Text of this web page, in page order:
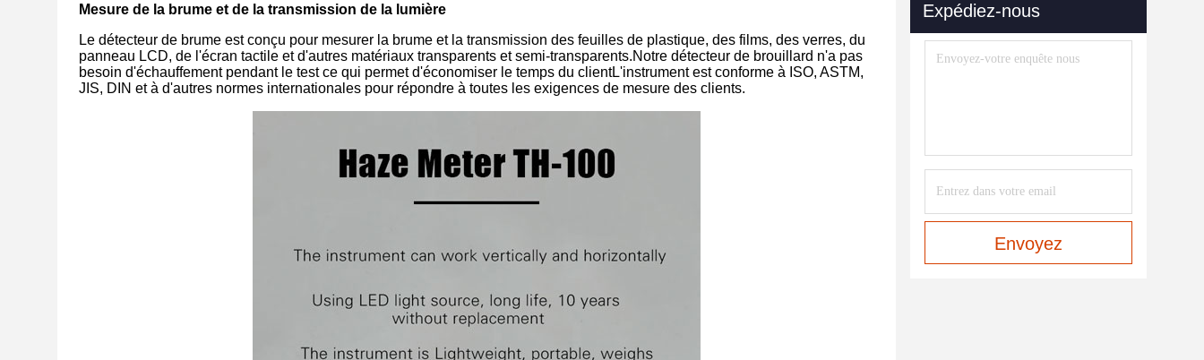
Mesure de la brume et de la transmission de la lumière
Le détecteur de brume est conçu pour mesurer la brume et la transmission des feuilles de plastique, des films, des verres, du
panneau LCD, de l'écran tactile et d'autres matériaux transparents et semi-transparents.Notre détecteur de brouillard n'a pas
besoin d'échauffement pendant le test ce qui permet d'économiser le temps du clientL'instrument est conforme à ISO, ASTM,
JIS, DIN et à d'autres normes internationales pour répondre à toutes les exigences de mesure des clients.
Expédiez-nous
Envoyez